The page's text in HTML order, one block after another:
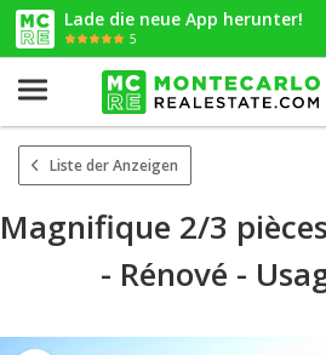
Lade die neue App herunter!
5
Liste der Anzeigen
Magnifique 2/3
- Rénové -